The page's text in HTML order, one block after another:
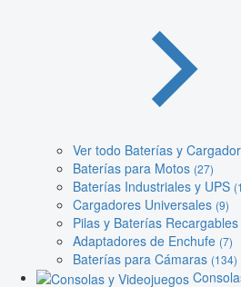
Ver todo Baterías y
Baterías para Motos (27)
Baterías Industriales y UPS
Cargadores Universales (9)
Pilas y Baterías Recargables
Adaptadores de Enchufe (7)
Baterías para Cámaras (134)